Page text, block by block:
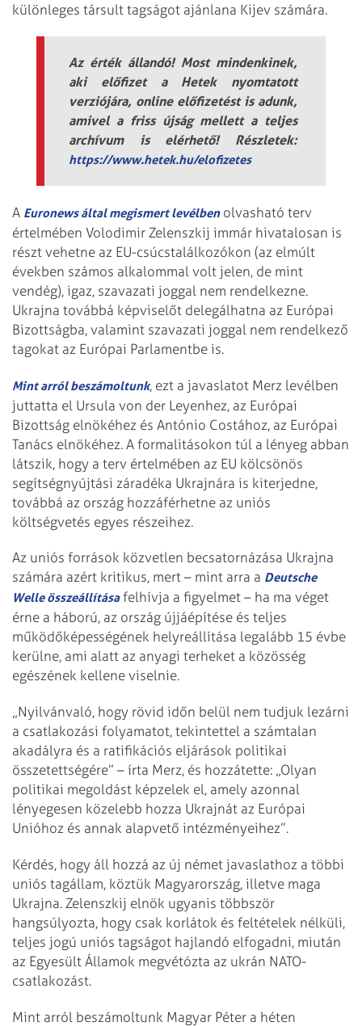
különleges társult tagságot ajánlana Kijev számára.
Az érték állandó! Most mindenkinek,
aki előfizet a Hetek nyomtatott
verziójára, online előfizetést is adunk,
amivel a friss újság mellett a teljes
archívum is elérhető! Részletek:
https://www.hetek.hu/elofizetes
A Euronews által megismert levélbenolvasható terv
értelmében Volodimir Zelenszkij immár hivatalosan is
részt vehetne az EU-csúcstalálkozókon (az elmúlt
években számos alkalommal volt jelen, de mint
vendég), igaz, szavazati joggal nem rendelkezne.
Ukrajna továbbá képviselőt delegálhatna az Európai
Bizottságba, valamint szavazati joggal nem rendelkező
tagokat az Európai Parlamentbe is.
Mint arról beszámoltunk, ezt a javaslatot Merz levélben
juttatta el Ursula von der Leyenhez, az Európai
Bizottság elnökéhez és António Costához, az Európai
Tanács elnökéhez. A formalitásokon túl a lényeg abban
látszik, hogy a terv értelmében az EU kölcsönös
segítségnyújtási záradéka Ukrajnára is kiterjedne,
továbbá az ország hozzáférhetne az uniós
költségvetés egyes részeihez.
Az uniós források közvetlen becsatornázása Ukrajna
számára azért kritikus, mert – mint arra a Deutsche
Welle összeállításafelhívja a figyelmet – ha ma véget
érne a háború, az ország újjáépítése és teljes
működőképességének helyreállítása legalább 15 évbe
kerülne, ami alatt az anyagi terheket a közösség
egészének kellene viselnie.
„Nyilvánvaló, hogy rövid időn belül nem tudjuk lezárni
a csatlakozási folyamatot, tekintettel a számtalan
akadályra és a ratifikációs eljárások politikai
összetettségére” – írta Merz, és hozzátette: „Olyan
politikai megoldást képzelek el, amely azonnal
lényegesen közelebb hozza Ukrajnát az Európai
Unióhoz és annak alapvető intézményeihez”.
Kérdés, hogy áll hozzá az új német javaslathoz a többi
uniós tagállam, köztük Magyarország, illetve maga
Ukrajna. Zelenszkij elnök ugyanis többször
hangsúlyozta, hogy csak korlátok és feltételek nélküli,
teljes jogú uniós tagságot hajlandó elfogadni, miután
az Egyesült Államok megvétózta az ukrán NATO-
csatlakozást.
Mint arról beszámoltunk Magyar Péter a héten